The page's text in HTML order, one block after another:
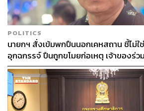
POLITICS
นายกฯ สั่งเข้มพกปืนนอกเคหสถาน ชี้ไม่ใ
อุกฉกรรจ์ ปืนถูกขโมยก่อเหตุ เจ้าของร่